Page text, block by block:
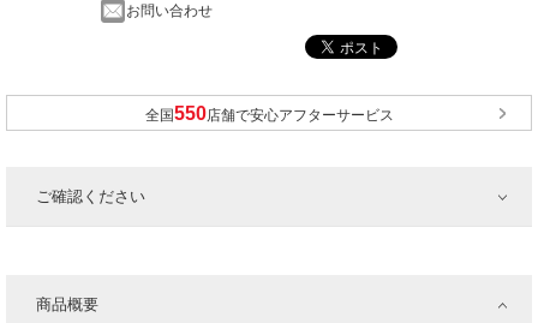
お問い合わせ
全国 店舗で安心アフターサービス
ご確認ください
商品概要